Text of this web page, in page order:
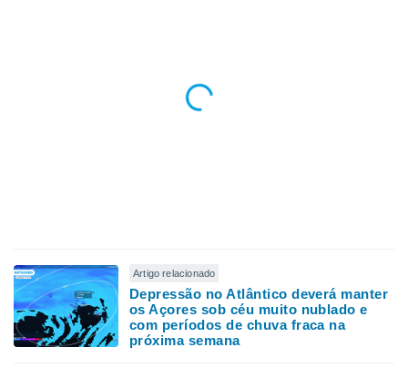
Artigo relacionado
Depressão no Atlântico deverá manter
os Açores sob céu muito nublado e
com períodos de chuva fraca na
próxima semana